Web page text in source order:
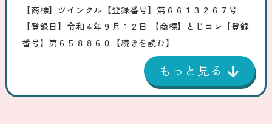
【商標】ツインクル【登録番号】第６６１３２６７号
【登録日】令和４年９月１２日 【商標】とじコレ【登録
番号】第６５８８６０
【続きを読む】